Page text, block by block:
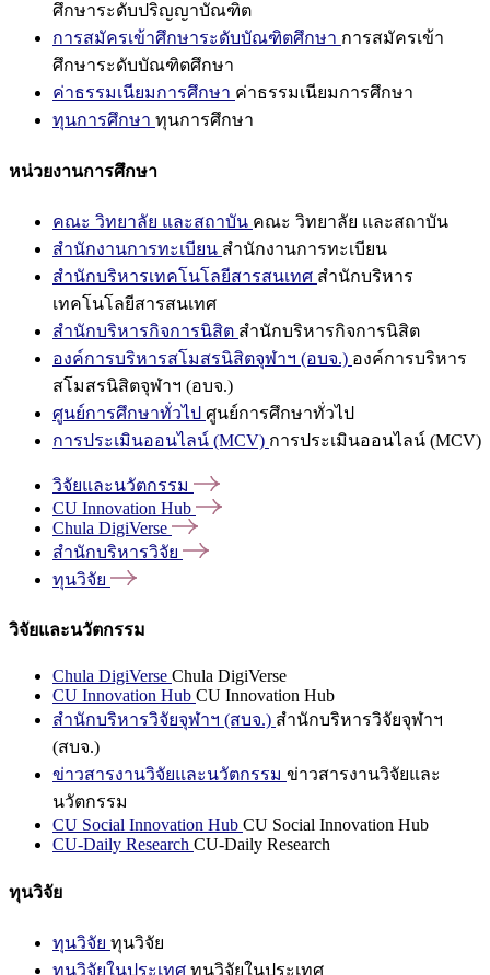
ศึกษาระดับปริญญาบัณฑิต
การสมัครเข้าศึกษาระดับบัณฑิตศึกษา การสมัครเข้า
ศึกษาระดับบัณฑิตศึกษา
ค่าธรรมเนียมการศึกษา ค่าธรรมเนียมการศึกษา
ทุนการศึกษา ทุนการศึกษา
หน่วยงานการศึกษา
คณะ วิทยาลัย และสถาบัน คณะ วิทยาลัย และสถาบัน
สำนักงานการทะเบียน สำนักงานการทะเบียน
สำนักบริหารเทคโนโลยีสารสนเทศ สำนักบริหาร
เทคโนโลยีสารสนเทศ
สำนักบริหารกิจการนิสิต สำนักบริหารกิจการนิสิต
องค์การบริหารสโมสรนิสิตจุฬาฯ (อบจ.) องค์การบริหาร
สโมสรนิสิตจุฬาฯ (อบจ.)
ศูนย์การศึกษาทั่วไป ศูนย์การศึกษาทั่วไป
การประเมินออนไลน์ (MCV) การประเมินออนไลน์ (MCV)
วิจัยและนวัตกรรม
CU Innovation Hub
Chula DigiVerse
สำนักบริหารวิจัย
ทุนวิจัย
วิจัยและนวัตกรรม
Chula DigiVerse Chula DigiVerse
CU Innovation Hub CU Innovation Hub
สำนักบริหารวิจัยจุฬาฯ (สบจ.) สำนักบริหารวิจัยจุฬาฯ
(สบจ.)
ข่าวสารงานวิจัยและนวัตกรรม ข่าวสารงานวิจัยและ
นวัตกรรม
CU Social Innovation Hub CU Social Innovation Hub
CU-Daily Research CU-Daily Research
ทุนวิจัย
ทุนวิจัย ทุนวิจัย
ทุนวิจัยในประเทศ ทุนวิจัยในประเทศ